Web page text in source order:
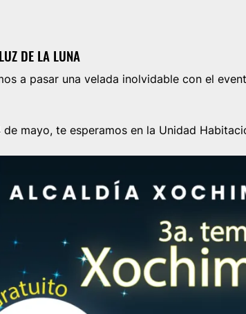
DE LA LUNA
a pasar una velada inolvidable con el
mayo, te esperamos en la Unidad